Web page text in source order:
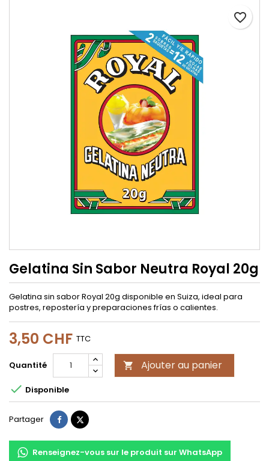
Gelatina Sin Sabor Neutra Royal 20g
Gelatina sin sabor Royal 20g disponible en Suiza, ideal para
postres, repostería y preparaciones frías o calientes.
3,50 CHF TTC
Quantité  Ajouter au panier
favorite_border
 Disponible
Partager PartagerTweet
Renseignez-vous sur le produit sur WhatsApp